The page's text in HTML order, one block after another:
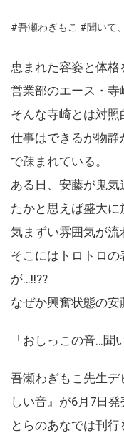
#吾瀬わぎもこ #聞いて
恵まれた容姿と体
営業部のエース・寺
そんな寺崎とは対照
仕事はできるが物
で疎まれている。
ある日、安藤が鬼
たかと思えば盛大に
気まずい雰囲気が流
そこにはトロトロ
が…!!??
なぜか興奮状態の安
「おしっこの音…聞
吾瀬わぎもこ先生
しい音』が6月7日発
とらのあなでは刊行